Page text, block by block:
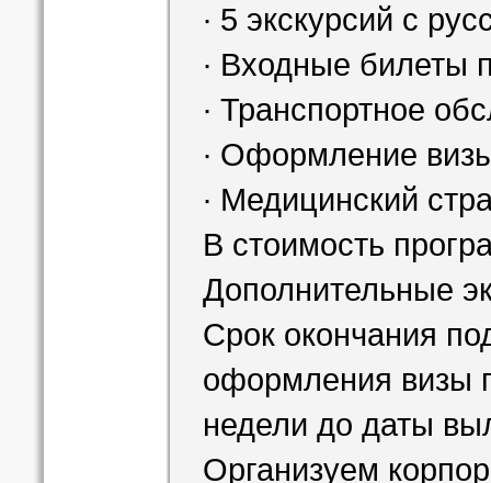
∙ 5 экскурсий с
∙ Входные билеты
∙ Транспортное
∙ Оформление
∙ Медицинский
В стоимость
Дополнительные
Срок окончания
оформления визы
недели до даты
Организуем